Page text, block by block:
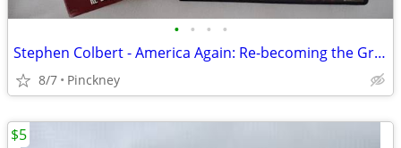
• • • •
Stephen Colbert - America Again: Re-becoming the Greatness We Never We
8/7 Pinckney
$5